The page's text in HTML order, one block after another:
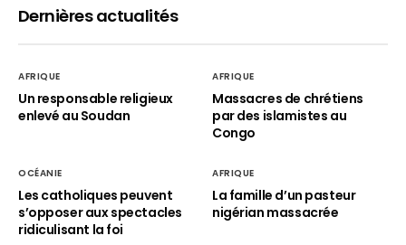
Dernières actualités
AFRIQUE
Un responsable religieux
enlevé au Soudan
AFRIQUE
Massacres de chrétiens
par des islamistes au
Congo
OCÉANIE
Les catholiques peuvent
s’opposer aux spectacles
ridiculisant la foi
AFRIQUE
La famille d’un pasteur
nigérian massacrée